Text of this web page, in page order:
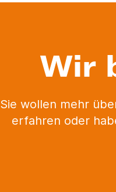
Wir
Sie wollen mehr
erfahren oder